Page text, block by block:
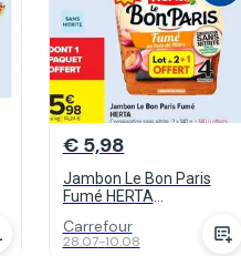
€ 5,98
Jambon Le Bon Paris
Fumé HERTA
Carrefour
28.07-10.08